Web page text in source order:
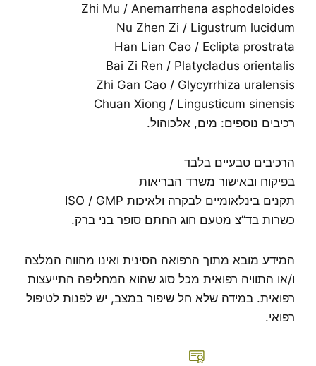
Zhi Mu / Anemarrhena asphodeloides
Nu Zhen Zi / Ligustrum lucidum
Han Lian Cao / Eclipta prostrata
Bai Zi Ren / Platycladus orientalis
Zhi Gan Cao / Glycyrrhiza uralensis
Chuan Xiong / Lingusticum sinensis
רכיבים נוספים: מים, אלכוהול.
הרכיבים טבעיים בלבד
בפיקוח ובאישור משרד הבריאות
תקנים בינלאומיים לבקרה ולאיכות ISO / GMP
כשרות בד”צ מטעם חוג החתם סופר בני ברק.
המידע מובא מתוך הרפואה הסינית ואינו מהווה המלצה
ו/או התוויה רפואית מכל סוג שהוא המחליפה התייעצות
רפואית. במידה שלא חל שיפור במצב, יש לפנות לטיפול
רפואי.